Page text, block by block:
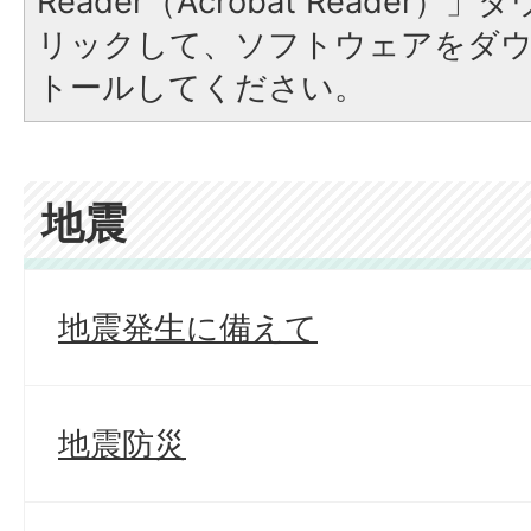
リックして、ソフトウェアをダ
トールしてください。
地震
地震発生に備えて
地震防災